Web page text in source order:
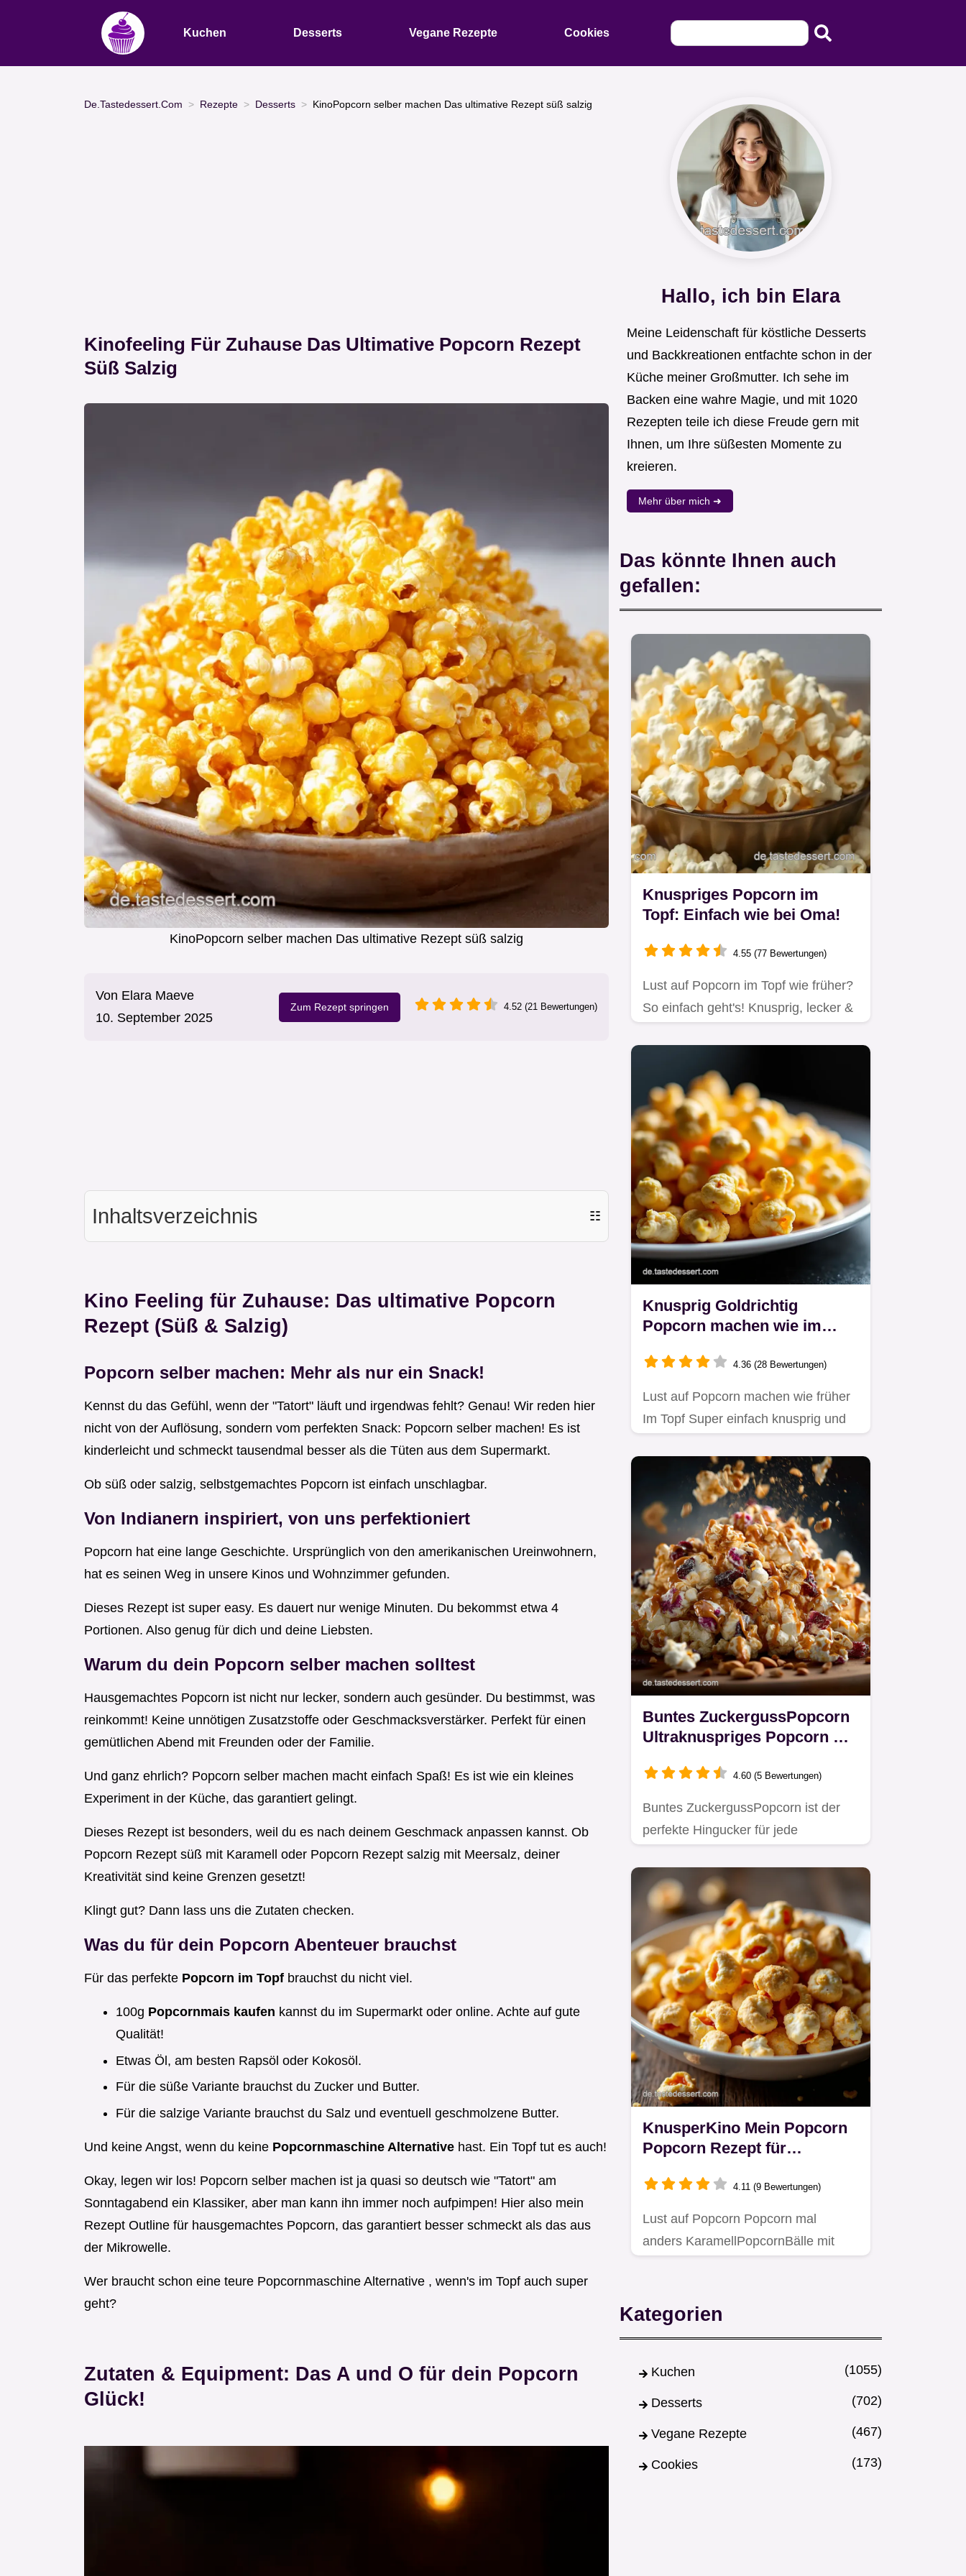
Kuchen Desserts Vegane Rezepte Cookies
De.Tastedessert.Com Rezepte Desserts KinoPopcorn selber machen Das ultimative Rezept süß salzig
Kinofeeling Für Zuhause Das Ultimative Popcorn Rezept
Süß Salzig
KinoPopcorn selber machen Das ultimative Rezept süß salzig
Von Elara Maeve
10. September 2025
Zum Rezept springen 4.52 (21 Bewertungen)
Inhaltsverzeichnis ☷
Kino Feeling für Zuhause: Das ultimative Popcorn
Rezept (Süß & Salzig)
Popcorn selber machen: Mehr als nur ein Snack!
Kennst du das Gefühl, wenn der "Tatort" läuft und irgendwas fehlt? Genau! Wir reden hier
nicht von der Auflösung, sondern vom perfekten Snack: Popcorn selber machen! Es ist
kinderleicht und schmeckt tausendmal besser als die Tüten aus dem Supermarkt.
Ob süß oder salzig, selbstgemachtes Popcorn ist einfach unschlagbar.
Von Indianern inspiriert, von uns perfektioniert
Popcorn hat eine lange Geschichte. Ursprünglich von den amerikanischen Ureinwohnern,
hat es seinen Weg in unsere Kinos und Wohnzimmer gefunden.
Dieses Rezept ist super easy. Es dauert nur wenige Minuten. Du bekommst etwa 4
Portionen. Also genug für dich und deine Liebsten.
Warum du dein Popcorn selber machen solltest
Hausgemachtes Popcorn ist nicht nur lecker, sondern auch gesünder. Du bestimmst, was
reinkommt! Keine unnötigen Zusatzstoffe oder Geschmacksverstärker. Perfekt für einen
gemütlichen Abend mit Freunden oder der Familie.
Und ganz ehrlich? Popcorn selber machen macht einfach Spaß! Es ist wie ein kleines
Experiment in der Küche, das garantiert gelingt.
Dieses Rezept ist besonders, weil du es nach deinem Geschmack anpassen kannst. Ob
Popcorn Rezept süß mit Karamell oder Popcorn Rezept salzig mit Meersalz, deiner
Kreativität sind keine Grenzen gesetzt!
Klingt gut? Dann lass uns die Zutaten checken.
Was du für dein Popcorn Abenteuer brauchst
Für das perfekte Popcorn im Topf brauchst du nicht viel.
100g Popcornmais kaufen kannst du im Supermarkt oder online. Achte auf gute
Qualität!
Etwas Öl, am besten Rapsöl oder Kokosöl.
Für die süße Variante brauchst du Zucker und Butter.
Für die salzige Variante brauchst du Salz und eventuell geschmolzene Butter.
Und keine Angst, wenn du keine Popcornmaschine Alternative hast. Ein Topf tut es auch!
Okay, legen wir los! Popcorn selber machen ist ja quasi so deutsch wie "Tatort" am
Sonntagabend ein Klassiker, aber man kann ihn immer noch aufpimpen! Hier also mein
Rezept Outline für hausgemachtes Popcorn, das garantiert besser schmeckt als das aus
der Mikrowelle.
Wer braucht schon eine teure Popcornmaschine Alternative , wenn's im Topf auch super
geht?
Zutaten & Equipment: Das A und O für dein Popcorn
Glück!
Hallo, ich bin Elara
Meine Leidenschaft für köstliche Desserts
und Backkreationen entfachte schon in der
Küche meiner Großmutter. Ich sehe im
Backen eine wahre Magie, und mit 1020
Rezepten teile ich diese Freude gern mit
Ihnen, um Ihre süßesten Momente zu
kreieren.
Mehr über mich ➜
Das könnte Ihnen auch
gefallen:
Knuspriges Popcorn im
Topf: Einfach wie bei Oma!
4.55 (77 Bewertungen)
Lust auf Popcorn im Topf wie früher?
So einfach geht's! Knusprig, lecker &
Knusprig Goldrichtig
Popcorn machen wie im
4.36 (28 Bewertungen)
Lust auf Popcorn machen wie früher
Im Topf Super einfach knusprig und
Buntes ZuckergussPopcorn
Ultraknuspriges Popcorn wie
4.60 (5 Bewertungen)
Buntes ZuckergussPopcorn ist der
perfekte Hingucker für jede
KnusperKino Mein Popcorn
Popcorn Rezept für
4.11 (9 Bewertungen)
Lust auf Popcorn Popcorn mal
anders KaramellPopcornBälle mit
Kategorien
Kuchen (1055)
Desserts (702)
Vegane Rezepte (467)
Cookies (173)